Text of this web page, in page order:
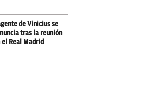
de Vinicius se
tras la reunión
el Real Madrid